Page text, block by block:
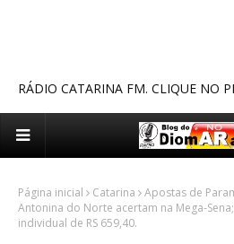
RÁDIO CATARINA FM. CLIQUE NO
Página inicial Catarina
Apostas de
Antonina do Norte acertam na Mega-
individual de RS 659,40.